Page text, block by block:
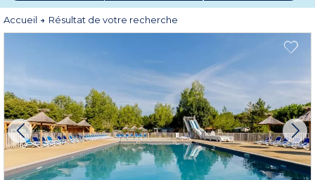
plaisir de vacances en plein air et confort d’hébergement. Sur de vastes
domaines résidentiels, votre location en mobil home est bien aménagée et
agencée pour vous accueillir dans les meilleures conditions.
Accueil Résultat de votre recherche